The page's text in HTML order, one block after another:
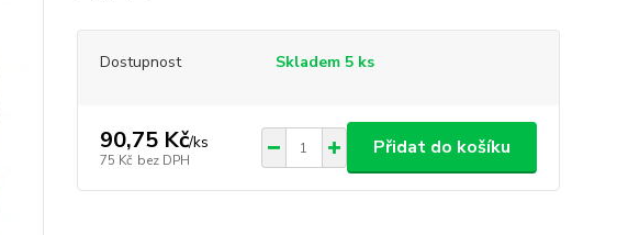
Dostupnost Skladem 5 ks
90,75 Kč/ks
75 Kč bez DPH
Přidat do košíku